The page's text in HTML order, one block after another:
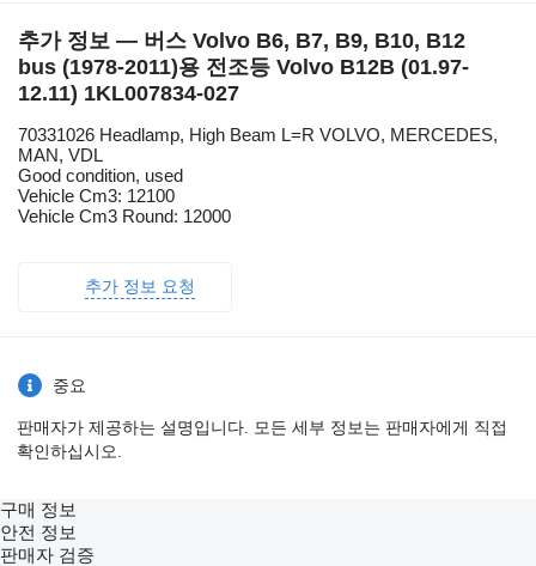
추가 정보 — 버스 Volvo B6, B7, B9, B10, B12
bus (1978-2011)용 전조등 Volvo B12B (01.97-
12.11) 1KL007834-027
70331026 Headlamp, High Beam L=R VOLVO, MERCEDES,
MAN, VDL
Good condition, used
Vehicle Cm3: 12100
Vehicle Cm3 Round: 12000
추가 정보 요청
중요
판매자가 제공하는 설명입니다. 모든 세부 정보는 판매자에게 직접
확인하십시오.
구매 정보
안전 정보
판매자 검증